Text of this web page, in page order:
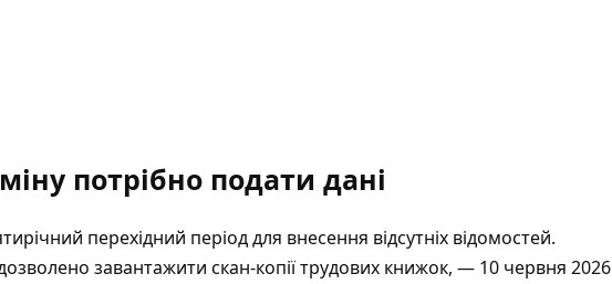
потрібно подати дані
перехідний період для внесення відсутніх відомостей.
завантажити скан-копії трудових книжок, — 10 червня 2026